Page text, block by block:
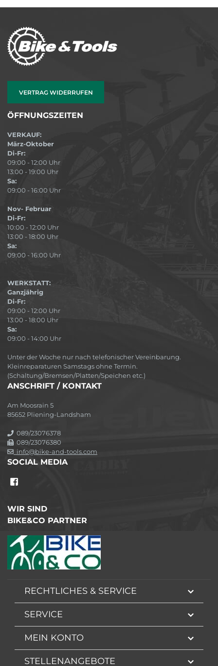
VERTRAG WIDERRUFEN
ÖFFNUNGSZEITEN
VERKAUF:
März-Oktober
Di-Fr:
09:00 - 12:00 Uhr
13:00 - 19:00 Uhr
Sa:
09:00 - 16:00 Uhr
Nov- Februar
Di-Fr:
10:00 - 12:00 Uhr
13:00 - 18:00 Uhr
Sa:
09:00 - 16:00 Uhr
WERKSTATT:
Ganzjährig
Di-Fr:
09:00 - 12:00 Uhr
13:00 - 18:00 Uhr
Sa:
09:00 - 14:00 Uhr
Unter der Woche nur nach telefonischer Vereinbarung.
Kleinreparaturen Samstags ohne Termin.
(Schaltung/Bremsen/Platten/Speichen etc.)
ANSCHRIFT / KONTAKT
Am Moosrain 5
85652 Pliening-Landsham
089/23076378
089/23076380
info@bike-and-tools.com
SOCIAL MEDIA
WIR SIND
BIKE&CO PARTNER
RECHTLICHES & SERVICE
SERVICE
MEIN KONTO
STELLENANGEBOTE